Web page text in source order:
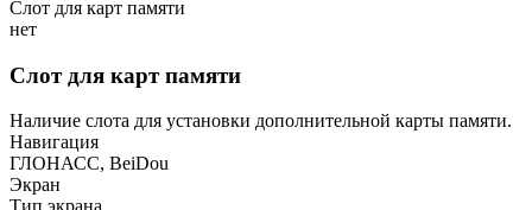
Слот для карт памяти
нет
Слот для карт памяти
Наличие слота для установки дополнительной карты памяти.
Навигация
ГЛОНАСС, BeiDou
Экран